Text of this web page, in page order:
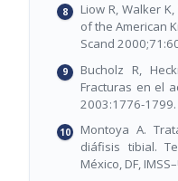
Liow R, Walker
of the American
Scand
Bucholz R,
Fracturas en el
2003:1776-1799.
Montoya A.
diáfisis tibial.
México, DF,